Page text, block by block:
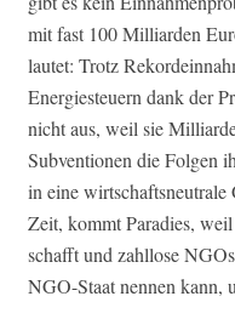
mit fast 100 Milliarden
lautet: Trotz
Energiesteuern dank der
nicht aus, weil sie
Subventionen die Folgen
in eine
Zeit, kommt Paradies,
schafft und zahllose
NGO-Staat nennen kann,